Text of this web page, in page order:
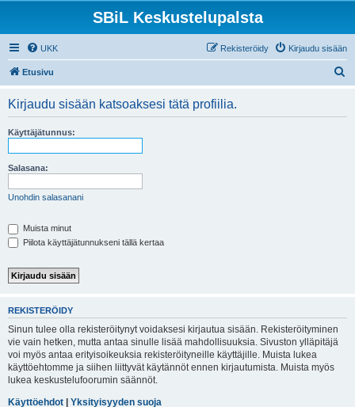
SBiL Keskustelupalsta
UKK Kirjaudu sisään
Rekisteröidy
Etusivu
Kirjaudu sisään katsoaksesi tätä profiilia.
Käyttäjätunnus:
Salasana:
Unohdin salasanani
Muista minut
Piilota käyttäjätunnukseni tällä kertaa
REKISTERÖIDY
Sinun tulee olla rekisteröitynyt voidaksesi kirjautua sisään. Rekisteröityminen
vie vain hetken, mutta antaa sinulle lisää mahdollisuuksia. Sivuston ylläpitäjä
voi myös antaa erityisoikeuksia rekisteröityneille käyttäjille. Muista lukea
käyttöehtomme ja siihen liittyvät käytännöt ennen kirjautumista. Muista myös
lukea keskustelufoorumin säännöt.
Käyttöehdot | Yksityisyyden suoja